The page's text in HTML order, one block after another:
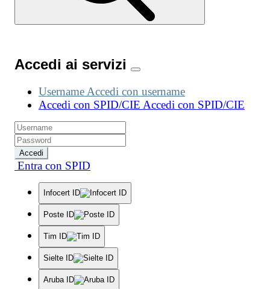
Accedi ai servizi
Username Accedi con username
Accedi con SPID/CIE Accedi con SPID/CIE
Accedi
Entra con SPID
Infocert ID
Poste ID
Tim ID
Sielte ID
Aruba ID